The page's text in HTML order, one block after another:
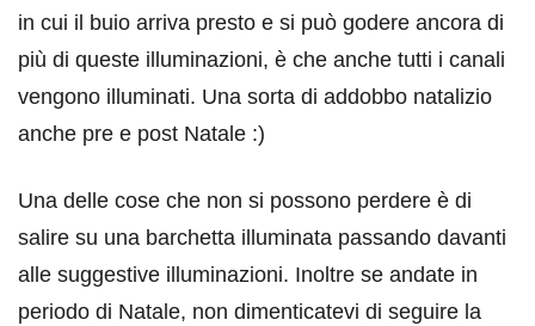
in cui il buio arriva presto e si può godere ancora di
più di queste illuminazioni, è che anche tutti i canali
vengono illuminati. Una sorta di addobbo natalizio
anche pre e post Natale :)
Una delle cose che non si possono perdere è di
salire su una barchetta illuminata passando davanti
alle suggestive illuminazioni. Inoltre se andate in
periodo di Natale, non dimenticatevi di seguire la